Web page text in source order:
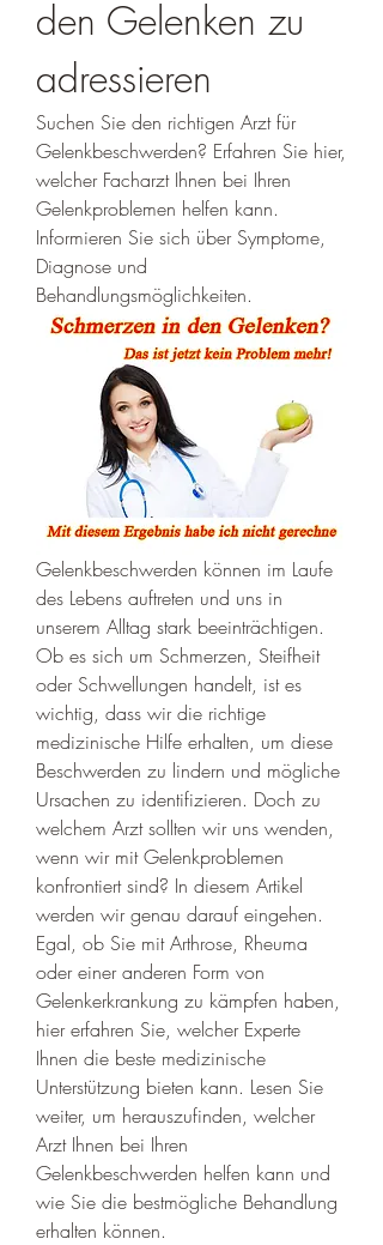
den Gelenken zu
adressieren
Suchen Sie den richtigen Arzt für
Gelenkbeschwerden? Erfahren Sie hier,
welcher Facharzt Ihnen bei Ihren
Gelenkproblemen helfen kann.
Informieren Sie sich über Symptome,
Diagnose und
Behandlungsmöglichkeiten.
Gelenkbeschwerden können im Laufe
des Lebens auftreten und uns in
unserem Alltag stark beeinträchtigen.
Ob es sich um Schmerzen, Steifheit
oder Schwellungen handelt, ist es
wichtig, dass wir die richtige
medizinische Hilfe erhalten, um diese
Beschwerden zu lindern und mögliche
Ursachen zu identifizieren. Doch zu
welchem Arzt sollten wir uns wenden,
wenn wir mit Gelenkproblemen
konfrontiert sind? In diesem Artikel
werden wir genau darauf eingehen.
Egal, ob Sie mit Arthrose, Rheuma
oder einer anderen Form von
Gelenkerkrankung zu kämpfen haben,
hier erfahren Sie, welcher Experte
Ihnen die beste medizinische
Unterstützung bieten kann. Lesen Sie
weiter, um herauszufinden, welcher
Arzt Ihnen bei Ihren
Gelenkbeschwerden helfen kann und
wie Sie die bestmögliche Behandlung
erhalten können.